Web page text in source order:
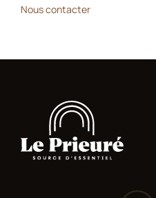
Nous contacter